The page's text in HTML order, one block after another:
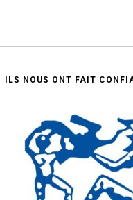
ILS NOUS ONT FAIT